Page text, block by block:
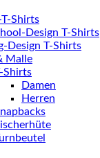
Shirts
Design T-Shirts
Design T-Shirts
Malle
Shirts
Damen
Herren